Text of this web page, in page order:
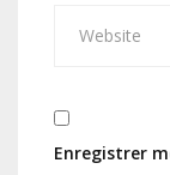
Enregistrer